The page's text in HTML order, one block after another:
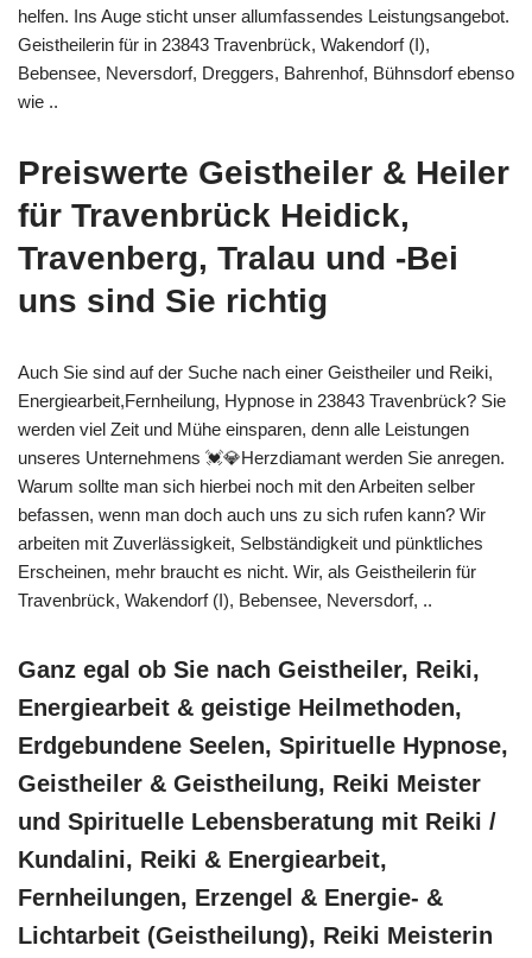
helfen. Ins Auge sticht unser allumfassendes Leistungsangebot.
Geistheilerin für in 23843 Travenbrück, Wakendorf (I),
Bebensee, Neversdorf, Dreggers, Bahrenhof, Bühnsdorf ebenso
wie ..
Preiswerte Geistheiler & Heiler
für Travenbrück Heidick,
Travenberg, Tralau und -Bei
uns sind Sie richtig
Auch Sie sind auf der Suche nach einer Geistheiler und Reiki,
Energiearbeit,Fernheilung, Hypnose in 23843 Travenbrück? Sie
werden viel Zeit und Mühe einsparen, denn alle Leistungen
unseres Unternehmens 💓️💎Herzdiamant werden Sie anregen.
Warum sollte man sich hierbei noch mit den Arbeiten selber
befassen, wenn man doch auch uns zu sich rufen kann? Wir
arbeiten mit Zuverlässigkeit, Selbständigkeit und pünktliches
Erscheinen, mehr braucht es nicht. Wir, als Geistheilerin für
Travenbrück, Wakendorf (I), Bebensee, Neversdorf, ..
Ganz egal ob Sie nach Geistheiler, Reiki,
Energiearbeit & geistige Heilmethoden,
Erdgebundene Seelen, Spirituelle Hypnose,
Geistheiler & Geistheilung, Reiki Meister
und Spirituelle Lebensberatung mit Reiki /
Kundalini, Reiki & Energiearbeit,
Fernheilungen, Erzengel & Energie- &
Lichtarbeit (Geistheilung), Reiki Meisterin